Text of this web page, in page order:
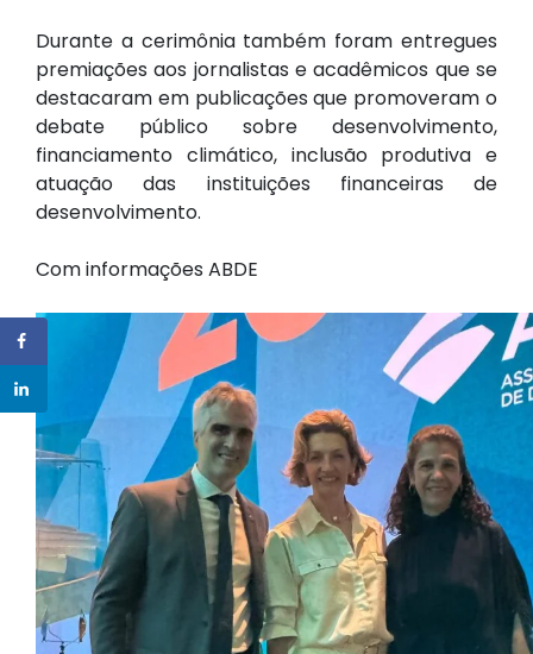
Durante a cerimônia também foram entregues
premiações aos jornalistas e acadêmicos que se
destacaram em publicações que promoveram o
debate público sobre desenvolvimento,
financiamento climático, inclusão produtiva e
atuação das instituições financeiras de
desenvolvimento.
Com informações ABDE